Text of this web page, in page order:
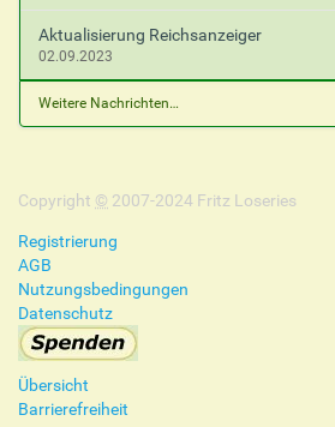
Aktualisierung Reichsanzeiger
02.09.2023
Weitere Nachrichten…
Copyright © 2007-2024 Fritz Loseries
Registrierung
AGB
Nutzungsbedingungen
Datenschutz
Übersicht
Barrierefreiheit